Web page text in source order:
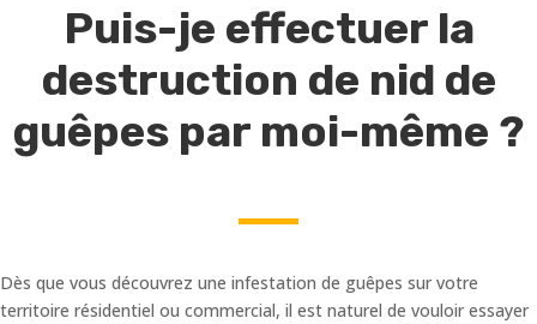
Puis-je effectuer la
destruction de nid de
guêpes par moi-même ?
Dès que vous découvrez une infestation de guêpes sur votre
territoire résidentiel ou commercial, il est naturel de vouloir essayer